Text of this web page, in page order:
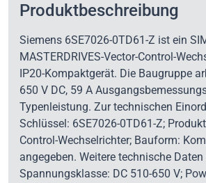
Produktbeschreibung
Siemens 6SE7026-0TD61-Z ist ein
MASTERDRIVES-Vector-Control-
IP20-Kompaktgerät. Die Baugruppe
650 V DC, 59 A
Typenleistung. Zur technischen
Schlüssel: 6SE7026-0TD61-Z;
Control-Wechselrichter; Bauform:
angegeben. Weitere technische Daten
Spannungsklasse: DC 510-650 V;